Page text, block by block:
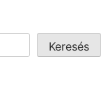
Keresés